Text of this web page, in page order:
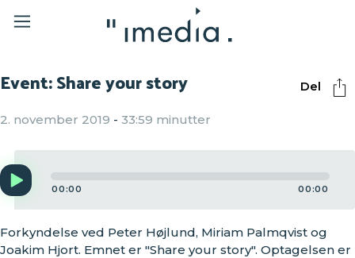
Del
Event: Share your story
2. november 2019 - 33:59 minutter
Audio
Player
00:00 00:00
Forkyndelse ved Peter Højlund, Miriam Palmqvist og
Joakim Hjort. Emnet er "Share your story". Optagelsen er